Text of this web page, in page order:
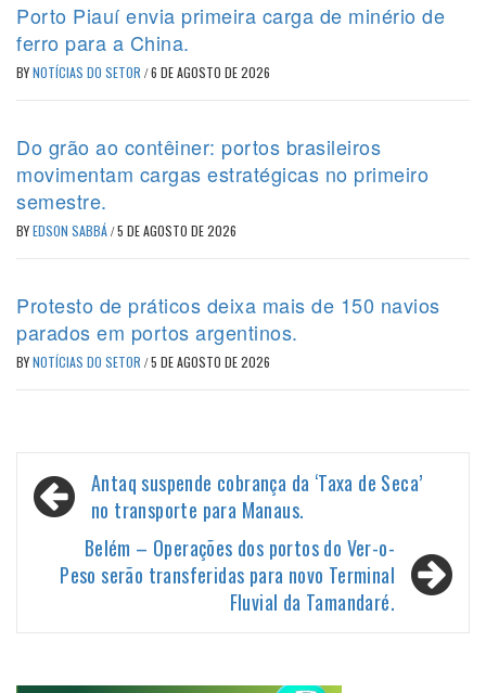
Porto Piauí envia primeira carga de minério de
ferro para a China.
BYNOTÍCIAS DO SETOR /6 DE AGOSTO DE 2026
Do grão ao contêiner: portos brasileiros
movimentam cargas estratégicas no primeiro
semestre.
BYEDSON SABBÁ/5 DE AGOSTO DE 2026
Protesto de práticos deixa mais de 150 navios
parados em portos argentinos.
BYNOTÍCIAS DO SETOR /5 DE AGOSTO DE 2026
Navegação
de
Post
Antaq suspende cobrança da ‘Taxa de Seca’
no transporte para Manaus.
Belém – Operações dos portos do Ver-o-
Peso serão transferidas para novo Terminal
Fluvial da Tamandaré.